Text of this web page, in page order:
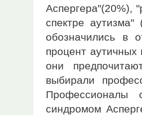
Аспергера"(20%),
спектре аутизма"
обозначились в
процент
они
выбирали
Профессионалы
синдромом